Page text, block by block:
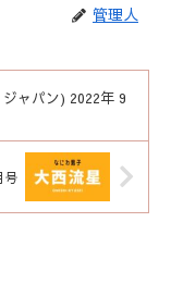
管理人
ャパン) 2022年 9
号